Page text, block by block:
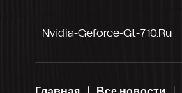
Nvidia-Geforce-Gt-710.ru